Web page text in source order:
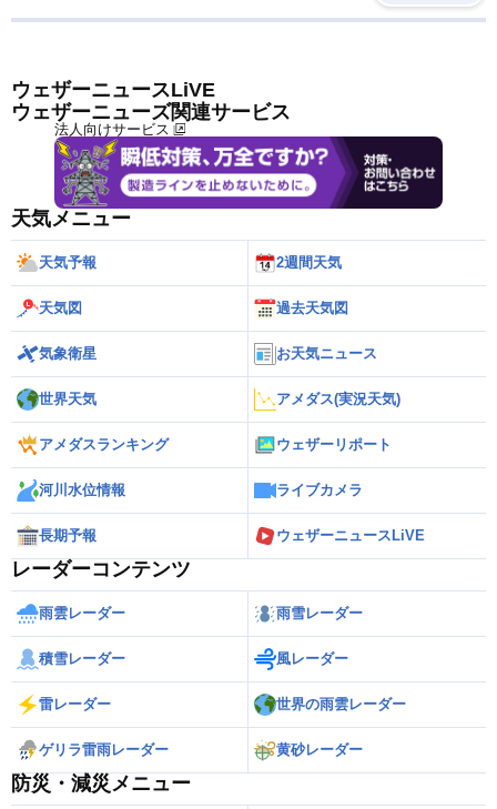
ウェザーニュースLiVE
ウェザーニューズ関連サービス
法人向けサービス
天気メニュー
天気予報 2週間天気
天気図 過去天気図
気象衛星 お天気ニュース
世界天気 アメダス(実況天気)
アメダスランキング ウェザーリポート
河川水位情報 ライブカメラ
長期予報 ウェザーニュースLiVE
レーダーコンテンツ
雨雲レーダー 雨雪レーダー
積雪レーダー 風レーダー
雷レーダー 世界の雨雲レーダー
ゲリラ雷雨レーダー 黄砂レーダー
防災・減災メニュー